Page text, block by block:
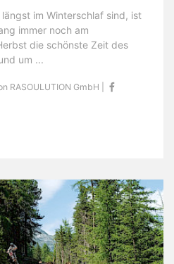
im Winterschlaf sind, ist
immer noch am
die schönste Zeit des
um ...
RASOULUTION GmbH |